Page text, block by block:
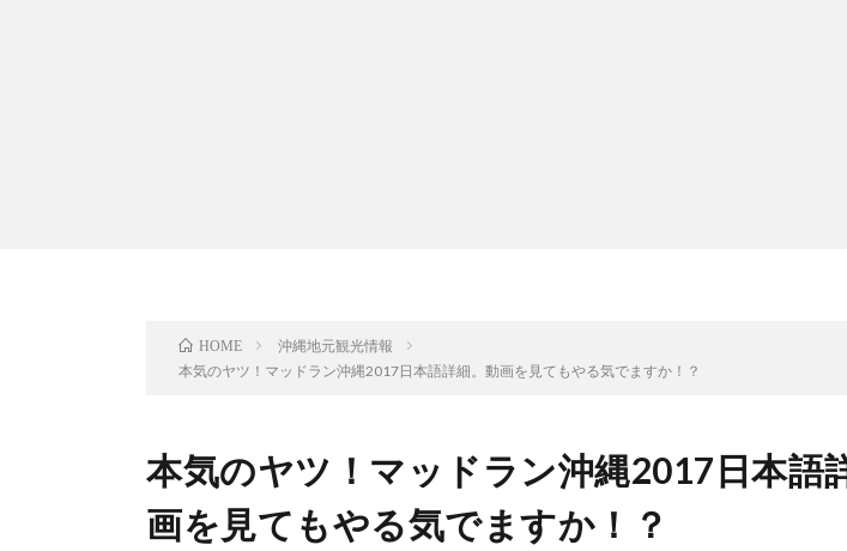
HOME
沖縄地元観光情報
本気のヤツ！マッドラン沖縄2017日本語詳細。動画を見てもやる気でますか！？
本気のヤツ！マッドラン沖縄2017日本語
画を見てもやる気でますか！？